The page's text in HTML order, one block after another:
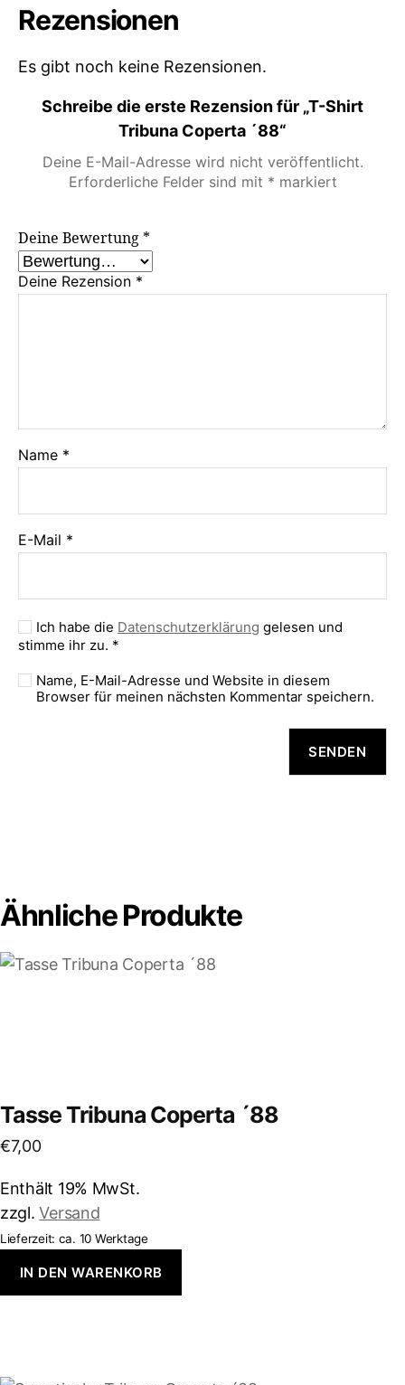
Rezensionen
Es gibt noch keine Rezensionen.
Schreibe die erste Rezension für „T-Shirt
Tribuna Coperta ´88“
Deine E-Mail-Adresse wird nicht veröffentlicht.
Erforderliche Felder sind mit * markiert
Deine Bewertung *
Deine Rezension *
Name *
E-Mail *
Ich habe die Datenschutzerklärung gelesen und
stimme ihr zu. *
Name, E-Mail-Adresse und Website in diesem
Browser für meinen nächsten Kommentar speichern.
Ähnliche Produkte
Tasse Tribuna Coperta ´88
€7,00
Enthält 19% MwSt.
zzgl.Versand
Lieferzeit: ca. 10 Werktage
IN DEN WARENKORB